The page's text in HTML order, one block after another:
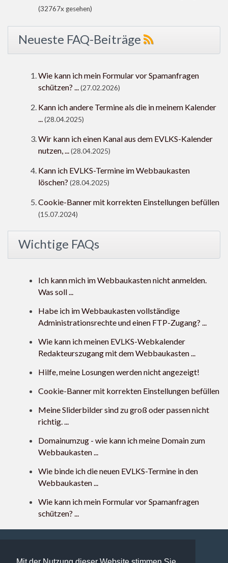
(32767x gesehen)
Neueste FAQ-Beiträge
Wie kann ich mein Formular vor Spamanfragen
schützen? ...(27.02.2026)
Kann ich andere Termine als die in meinem Kalender
...(28.04.2025)
Wir kann ich einen Kanal aus dem EVLKS-Kalender
nutzen, ...(28.04.2025)
Kann ich EVLKS-Termine im Webbaukasten
löschen? (28.04.2025)
Cookie-Banner mit korrekten Einstellungen befüllen
(15.07.2024)
Wichtige FAQs
Ich kann mich im Webbaukasten nicht anmelden.
Was soll ...
Habe ich im Webbaukasten vollständige
Administrationsrechte und einen FTP-Zugang? ...
Wie kann ich meinen EVLKS-Webkalender
Redakteurszugang mit dem Webbaukasten ...
Hilfe, meine Losungen werden nicht angezeigt!
Cookie-Banner mit korrekten Einstellungen befüllen
Meine Sliderbilder sind zu groß oder passen nicht
richtig. ...
Domainumzug - wie kann ich meine Domain zum
Webbaukasten ...
Wie binde ich die neuen EVLKS-Termine in den
Webbaukasten ...
Wie kann ich mein Formular vor Spamanfragen
schützen? ...